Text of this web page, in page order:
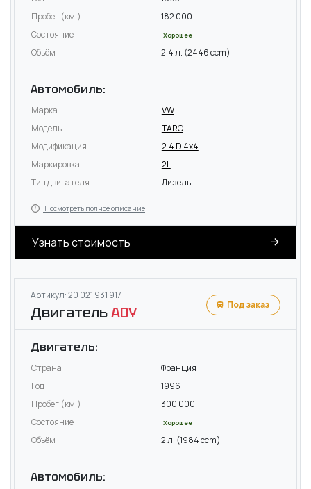
Пробег (км.)
182 000
Состояние
Хорошее
Объём 2.4 л. (2446 ccm)
Автомобиль:
Марка
VW
Модель
TARO
Модификация
2.4 D 4x4
Маркировка
2L
Тип двигателя
Дизель
Посмотреть полное описание
Узнать стоимость
Артикул: 20 021 931 917
ДвигательADY Под заказ
Двигатель:
Страна
Франция
Год
1996
Пробег (км.)
300 000
Состояние
Хорошее
Объём 2 л. (1984 ccm)
Автомобиль: